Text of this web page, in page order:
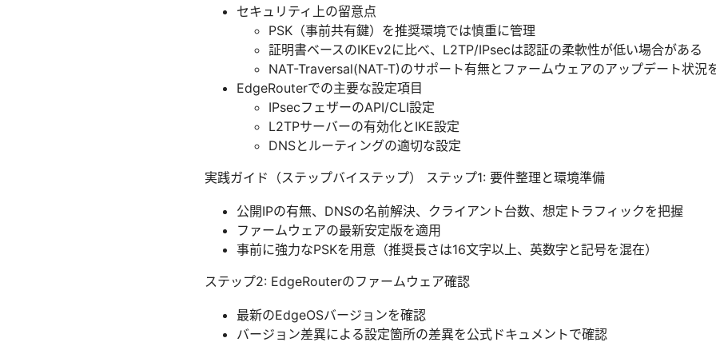
セキュリティ上の留意点
PSK（事前共有鍵）を推奨環境では慎重に管理
証明書ベースのIKEv2に比べ、L2TP/IPsecは認証の柔軟性が低い場合がある
NAT-Traversal(NAT-T)のサポート有無とファームウェアのアップデート状況
EdgeRouterでの主要な設定項目
IPsecフェザーのAPI/CLI設定
L2TPサーバーの有効化とIKE設定
DNSとルーティングの適切な設定
実践ガイド（ステップバイステップ） ステップ1: 要件整理と環境準備
公開IPの有無、DNSの名前解決、クライアント台数、想定トラフィックを把握
ファームウェアの最新安定版を適用
事前に強力なPSKを用意（推奨長さは16文字以上、英数字と記号を混在）
ステップ2: EdgeRouterのファームウェア確認
最新のEdgeOSバージョンを確認
バージョン差異による設定箇所の差異を公式ドキュメントで確認